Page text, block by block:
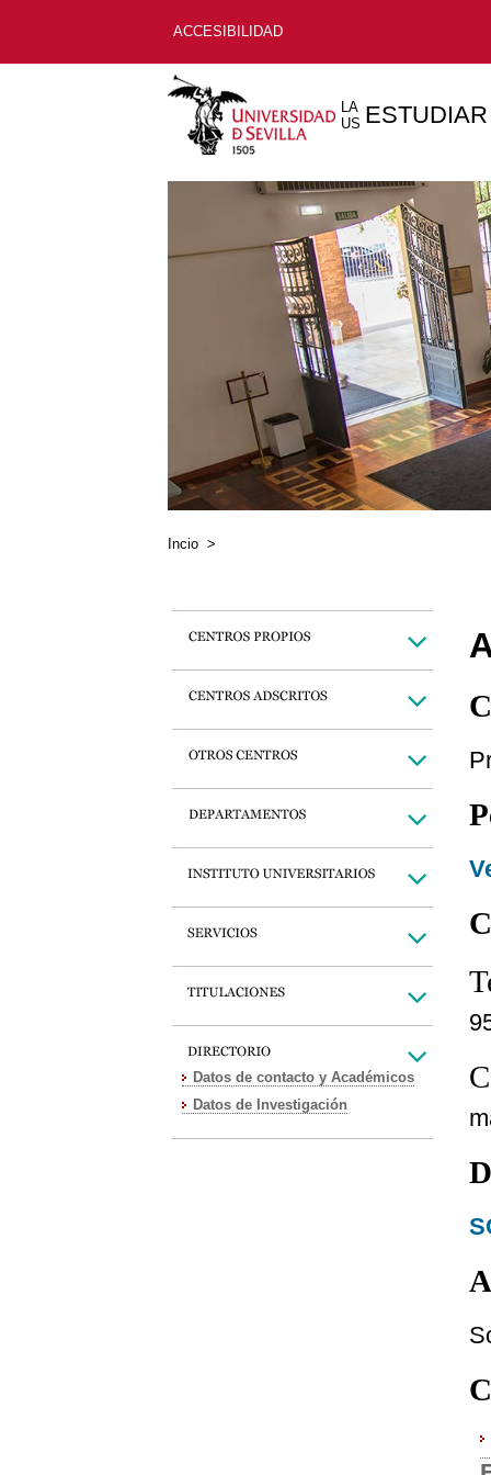
ACCESIBILIDAD
LA
US ESTUDIAR
Incio >
Datos de contacto y Académicos
Datos de Investigación